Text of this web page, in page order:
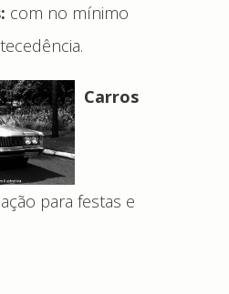
com no mínimo
Carros
para festas e